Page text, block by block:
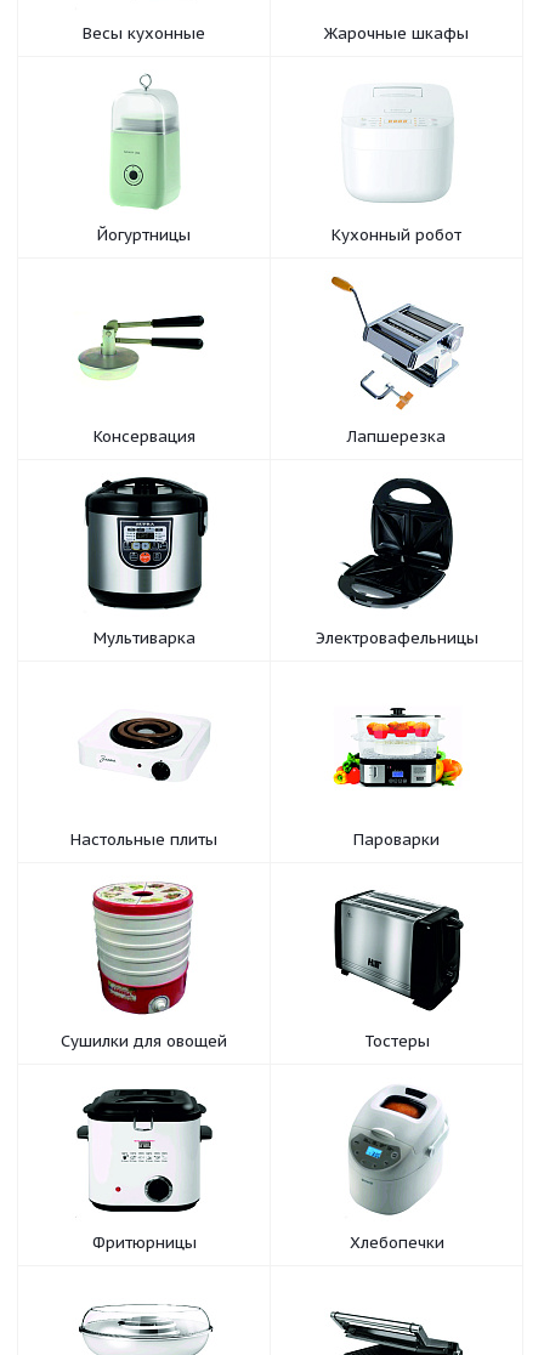
Весы кухонные Жарочные шкафы
Йогуртницы Кухонный робот
Консервация Лапшерезка
Мультиварка Электровафельницы
Настольные плиты Пароварки
Сушилки для овощей Тостеры
Фритюрницы Хлебопечки